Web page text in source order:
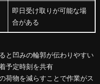
即日受け取りが可能な場
合がある
と凹みの輪郭が伝わりやすい
予定時刻を共有
荷物を減らすことで作業がス